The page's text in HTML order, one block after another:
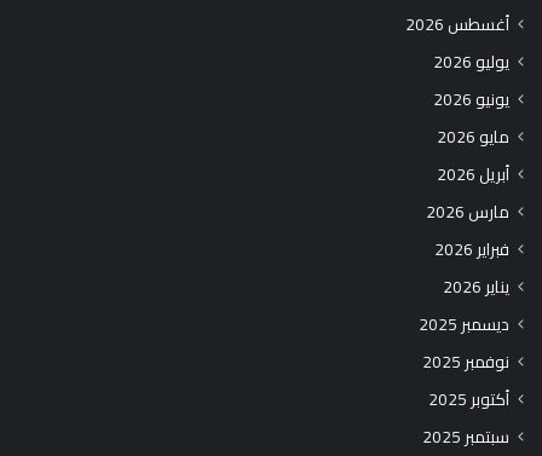
أغسطس 2026
يوليو 2026
يونيو 2026
مايو 2026
أبريل 2026
مارس 2026
فبراير 2026
يناير 2026
ديسمبر 2025
نوفمبر 2025
أكتوبر 2025
سبتمبر 2025